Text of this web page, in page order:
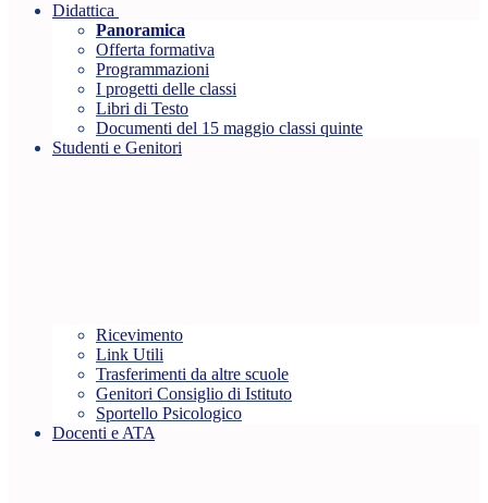
Didattica
Panoramica
Offerta formativa
Programmazioni
I progetti delle classi
Libri di Testo
Documenti del 15 maggio classi quinte
Studenti e Genitori
Ricevimento
Link Utili
Trasferimenti da altre scuole
Genitori Consiglio di Istituto
Sportello Psicologico
Docenti e ATA